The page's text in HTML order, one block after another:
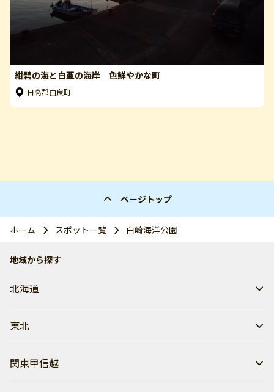
紺碧の海と白亜の海岸 色鮮やかな町
日高郡由良町
ページトップ
ホーム スポット一覧 白崎海洋公園
地域から探す
北海道
東北
関東甲信越